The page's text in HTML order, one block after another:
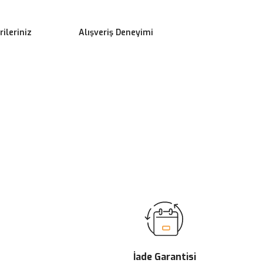
Alışveriş Deneyimi
İade Garantisi